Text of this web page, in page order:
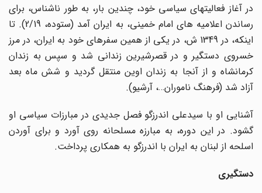
در آغاز فعالیتهای سیاسی خود، چندین بار، به طور ناشناس، برای
رساندن اعلامیه های امام خمینی، به ایران آمد (ستوده، 2/19). تا
اینکه، در 1349 ش، در یکی از همین سفرهای خود به ایران، در مرز
خسروی دستگیر و در قصرشیرین زندانی شد و سپس به زندان
کرمانشاه و از آنجا به زندان اوین منتقل گردید و شش ماه بعد
آزاد شد (فرهنگ ناموران…، آرشیو).
آشنایی او با سیدعلی اندرزگو فصل جدیدی در مبارزات سیاسی او
گشود. در این دوره، به مبارزه مسلحانه روی آورد و برای آوردن
اسلحه از لبنان به ایران با اندرزگو به همکاری پرداخت.
دستگیری